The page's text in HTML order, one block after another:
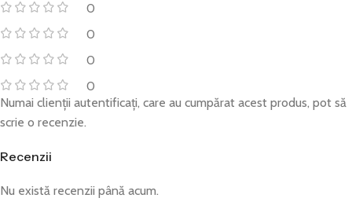
0
0
0
0
Recenzii
Nu există recenzii până acum.
Numai clienții autentificați, care au cumpărat acest produs, pot să
scrie o recenzie.